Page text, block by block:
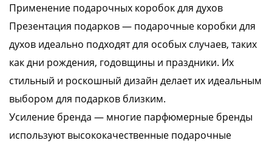
Применение подарочных коробок для духов
Презентация подарков — подарочные коробки для
духов идеально подходят для особых случаев, таких
как дни рождения, годовщины и праздники. Их
стильный и роскошный дизайн делает их идеальным
выбором для подарков близким.
Усиление бренда — многие парфюмерные бренды
используют высококачественные подарочные